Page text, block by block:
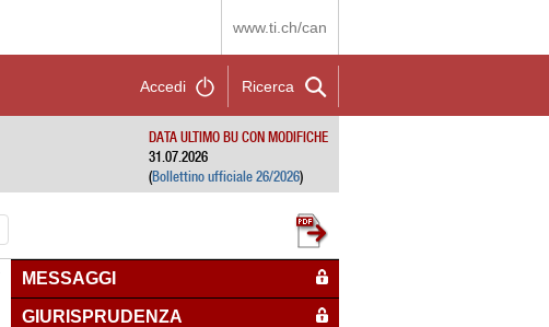
www.ti.ch/can
Ricerca
Accedi
DATA ULTIMO BU CON MODIFICHE
31.07.2026
(Bollettino ufficiale 26/2026)
MESSAGGI
GIURISPRUDENZA